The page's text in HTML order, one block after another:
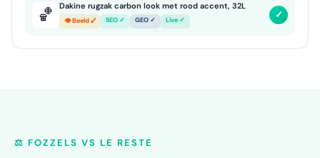
🏀 Dakine rugzak carbon look met rood accent, 32L
👁 Beeld ✓ SEO ✓ GEO ✓ Live ✓ ✓
⚖️ FOZZELS VS LE RESTE